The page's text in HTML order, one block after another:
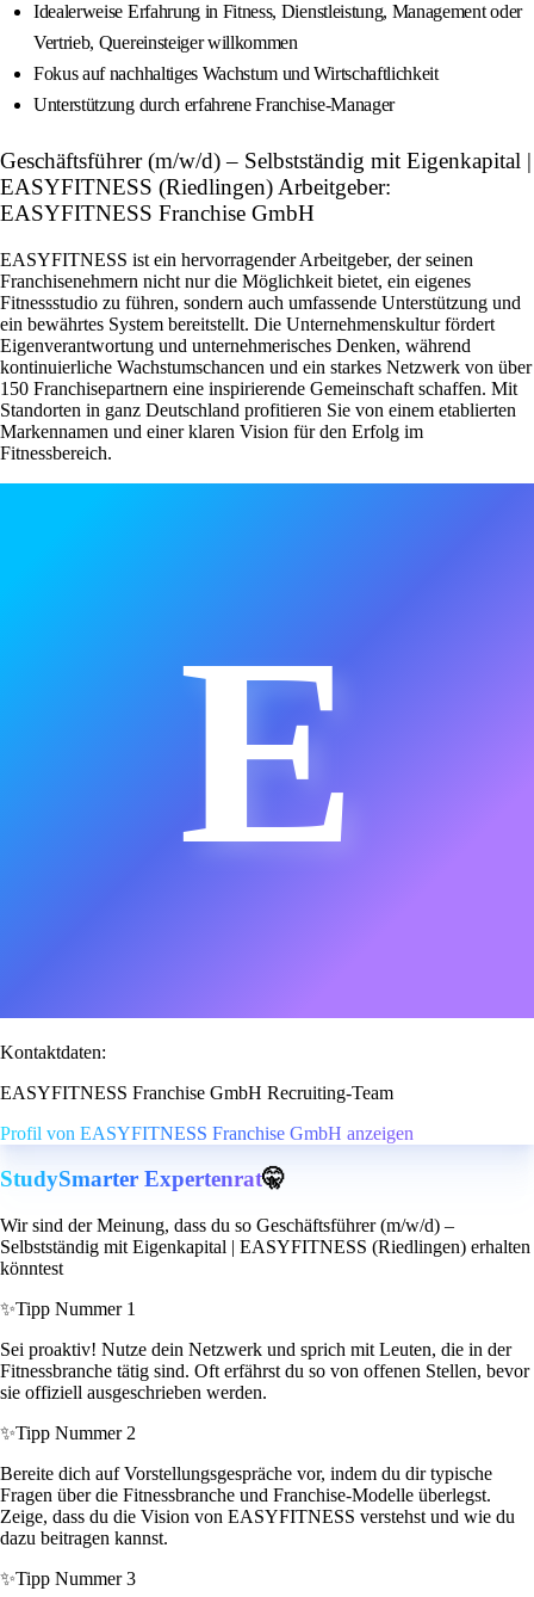
Idealerweise Erfahrung in Fitness, Dienstleistung, Management oder
Vertrieb, Quereinsteiger willkommen
Fokus auf nachhaltiges Wachstum und Wirtschaftlichkeit
Unterstützung durch erfahrene Franchise-Manager
Geschäftsführer (m/w/d) – Selbstständig mit Eigenkapital |
EASYFITNESS (Riedlingen) Arbeitgeber:
EASYFITNESS Franchise GmbH
EASYFITNESS ist ein hervorragender Arbeitgeber, der seinen
Franchisenehmern nicht nur die Möglichkeit bietet, ein eigenes
Fitnessstudio zu führen, sondern auch umfassende Unterstützung und
ein bewährtes System bereitstellt. Die Unternehmenskultur fördert
Eigenverantwortung und unternehmerisches Denken, während
kontinuierliche Wachstumschancen und ein starkes Netzwerk von über
150 Franchisepartnern eine inspirierende Gemeinschaft schaffen. Mit
Standorten in ganz Deutschland profitieren Sie von einem etablierten
Markennamen und einer klaren Vision für den Erfolg im
Fitnessbereich.
E
Kontaktdaten:
EASYFITNESS Franchise GmbH Recruiting-Team
Profil von EASYFITNESS Franchise GmbH anzeigen
StudySmarter Expertenrat🤫
Wir sind der Meinung, dass du so Geschäftsführer (m/w/d) –
Selbstständig mit Eigenkapital | EASYFITNESS (Riedlingen) erhalten
könntest
✨Tipp Nummer 1
Sei proaktiv! Nutze dein Netzwerk und sprich mit Leuten, die in der
Fitnessbranche tätig sind. Oft erfährst du so von offenen Stellen, bevor
sie offiziell ausgeschrieben werden.
✨Tipp Nummer 2
Bereite dich auf Vorstellungsgespräche vor, indem du dir typische
Fragen über die Fitnessbranche und Franchise-Modelle überlegst.
Zeige, dass du die Vision von EASYFITNESS verstehst und wie du
dazu beitragen kannst.
✨Tipp Nummer 3